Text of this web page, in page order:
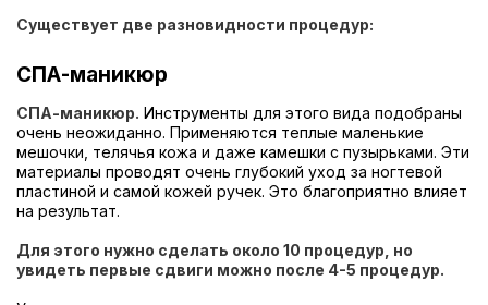
Существует две разновидности процедур:
СПА-маникюр
СПА-маникюр. Инструменты для этого вида подобраны
очень неожиданно. Применяются теплые маленькие
мешочки, телячья кожа и даже камешки с пузырьками. Эти
материалы проводят очень глубокий уход за ногтевой
пластиной и самой кожей ручек. Это благоприятно влияет
на результат.
Для этого нужно сделать около 10 процедур, но
увидеть первые сдвиги можно после 4-5 процедур.